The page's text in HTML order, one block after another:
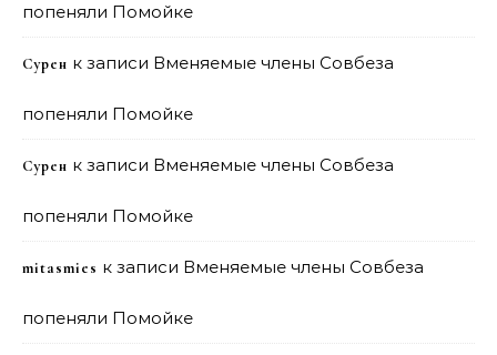
попеняли Помойке
Сурен к записи Вменяемые члены Совбеза
попеняли Помойке
Сурен к записи Вменяемые члены Совбеза
попеняли Помойке
mitasmies к записи Вменяемые члены Совбеза
попеняли Помойке